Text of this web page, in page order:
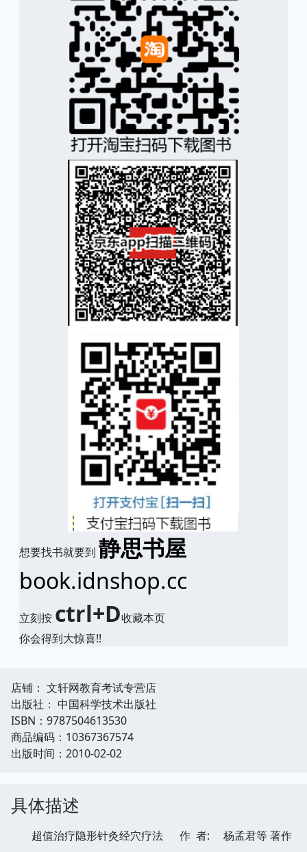
想要找书就要到 静思书屋
book.idnshop.cc
立刻按 ctrl+D收藏本页
你会得到大惊喜!!
店铺： 文轩网教育考试专营店
出版社： 中国科学技术出版社
ISBN：9787504613530
商品编码：10367367574
出版时间：2010-02-02
具体描述
超值治疗隐形针灸经穴疗法 作 者: 杨孟君等 著作